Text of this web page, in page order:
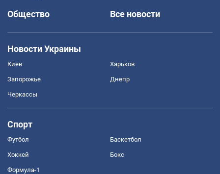
Общество
Все новости
Новости Украины
Киев Харьков
Запорожье Днепр
Черкассы
Спорт
Футбол Баскетбол
Хоккей Бокс
Формула-1